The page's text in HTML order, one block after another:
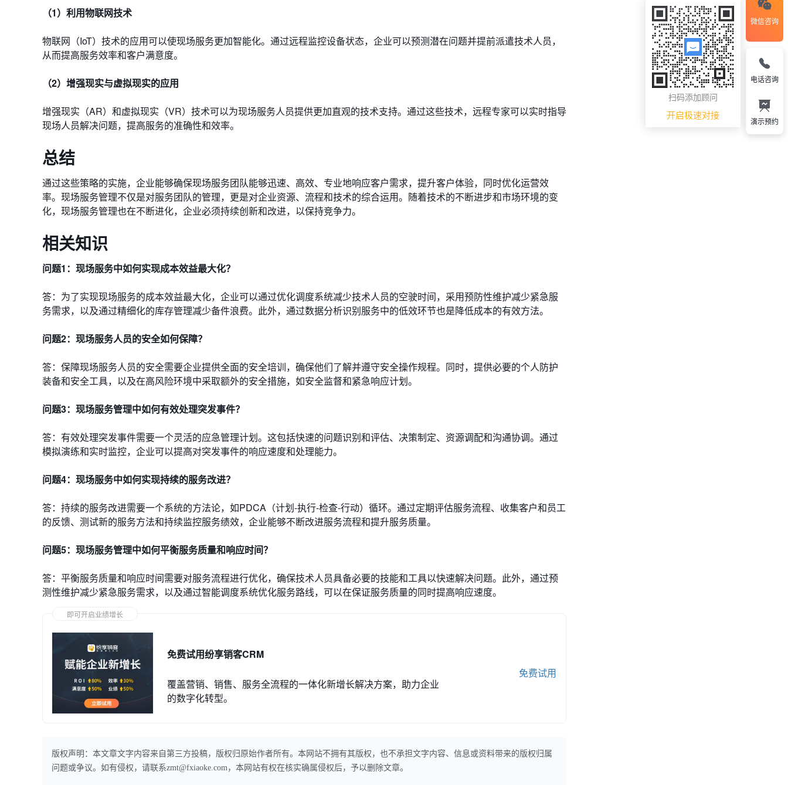
（1）利用物联网技术
物联网（IoT）技术的应用可以使现场服务更加智能化。通过远程监控设备状态，企业可以预测潜在问题并提前派遣技术人员，
从而提高服务效率和客户满意度。
（2）增强现实与虚拟现实的应用
增强现实（AR）和虚拟现实（VR）技术可以为现场服务人员提供更加直观的技术支持。通过这些技术，远程专家可以实时指导
现场人员解决问题，提高服务的准确性和效率。
总结
通过这些策略的实施，企业能够确保现场服务团队能够迅速、高效、专业地响应客户需求，提升客户体验，同时优化运营效
率。现场服务管理不仅是对服务团队的管理，更是对企业资源、流程和技术的综合运用。随着技术的不断进步和市场环境的变
化，现场服务管理也在不断进化，企业必须持续创新和改进，以保持竞争力。
相关知识
问题1：现场服务中如何实现成本效益最大化？
答：为了实现现场服务的成本效益最大化，企业可以通过优化调度系统减少技术人员的空驶时间，采用预防性维护减少紧急服
务需求，以及通过精细化的库存管理减少备件浪费。此外，通过数据分析识别服务中的低效环节也是降低成本的有效方法。
问题2：现场服务人员的安全如何保障？
答：保障现场服务人员的安全需要企业提供全面的安全培训，确保他们了解并遵守安全操作规程。同时，提供必要的个人防护
装备和安全工具，以及在高风险环境中采取额外的安全措施，如安全监督和紧急响应计划。
问题3：现场服务管理中如何有效处理突发事件？
答：有效处理突发事件需要一个灵活的应急管理计划。这包括快速的问题识别和评估、决策制定、资源调配和沟通协调。通过
模拟演练和实时监控，企业可以提高对突发事件的响应速度和处理能力。
问题4：现场服务中如何实现持续的服务改进？
答：持续的服务改进需要一个系统的方法论，如PDCA（计划-执行-检查-行动）循环。通过定期评估服务流程、收集客户和员工
的反馈、测试新的服务方法和持续监控服务绩效，企业能够不断改进服务流程和提升服务质量。
问题5：现场服务管理中如何平衡服务质量和响应时间？
答：平衡服务质量和响应时间需要对服务流程进行优化，确保技术人员具备必要的技能和工具以快速解决问题。此外，通过预
测性维护减少紧急服务需求，以及通过智能调度系统优化服务路线，可以在保证服务质量的同时提高响应速度。
即可开启业绩增长
免费试用纷享销客CRM
覆盖营销、销售、服务全流程的一体化新增长解决方案，助力企业
的数字化转型。
免费试用
版权声明：本文章文字内容来自第三方投稿，版权归原始作者所有。本网站不拥有其版权，也不承担文字内容、信息或资料带来的版权归属
问题或争议。如有侵权，请联系zmt@fxiaoke.com，本网站有权在核实确属侵权后，予以删除文章。
微信咨询
扫码添加顾问
开启极速对接
电话咨询
演示预约